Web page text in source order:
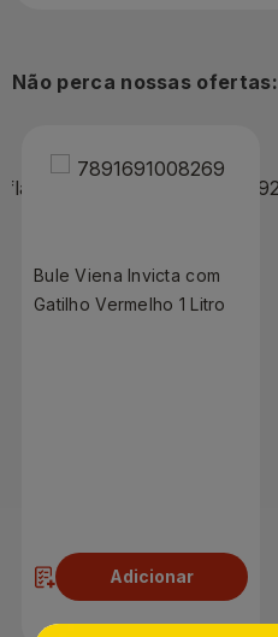
Não perca nossas ofertas:
Bule Viena Invicta com
Gatilho Vermelho 1 Litro
Adicionar